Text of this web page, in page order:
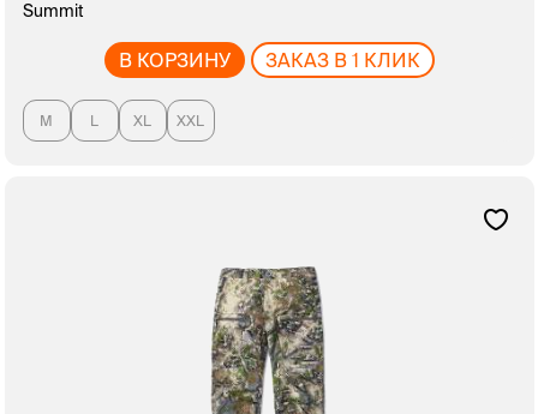
Summit
В КОРЗИНУ ЗАКАЗ В 1 КЛИК
M L XL XXL